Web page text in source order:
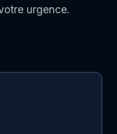
urgence.